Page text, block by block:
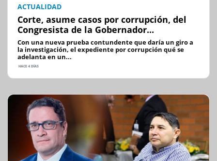
ACTUALIDAD
Corte, asume casos por corrupción, del
Congresista de la Gobernador...
Con una nueva prueba contundente que daría un giro a
la investigación, el expediente por corrupción qué se
adelanta en un...
HACE 4 DÍAS